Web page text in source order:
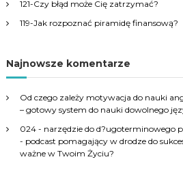
121-Czy błąd może Cię zatrzymać?
119-Jak rozpoznać piramidę finansową?
Najnowsze komentarze
Od czego zależy motywacja do nauki
– gotowy system do nauki dowolnego
024 - narzędzie do d?ugoterminowego
- podcast pomagający w drodze do
ważne w Twoim Życiu?